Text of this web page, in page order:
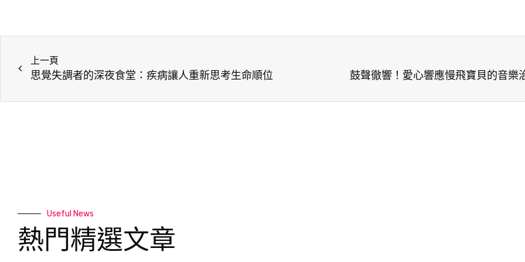
上一頁
思覺失調者的深夜食堂：疾病讓人重新思考生命順位 鼓聲徹響！愛心響應慢飛寶貝的音樂
Useful News
熱門精選文章